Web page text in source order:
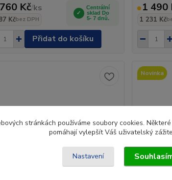
Kč/ks
Kčbez DPH
Centrální
sklad Do
5- 7 dnů.
Přidat do košíku
1 490
1 231 Kč
Novinka
stránkách používáme soubory cookies.
pomáhají vylepšít Váš uživatelský
Nastavení